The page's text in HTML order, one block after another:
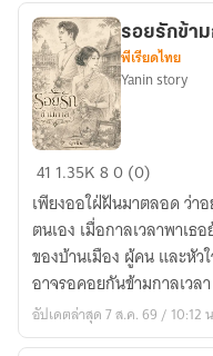
(มี
E-
book)
รอย
รัก
ข้าม
กาล
รอยรักข้า
พีเรียดไทย
Yanin story
41 1.35K80 (0)
เพียงออใฝ่ฝันมาตลอด ว่า
ตนเอง เมื่อกาลเวลาพาเ
ของบ้านเมือง ผู้คน และหัวใจ เธอจึงได้ค้นพบว่าบางความผู
อาจรอคอยกันข้ามกาลเวลา
อัปเดตล่าสุด 7 ส.ค. 69 / 10:12